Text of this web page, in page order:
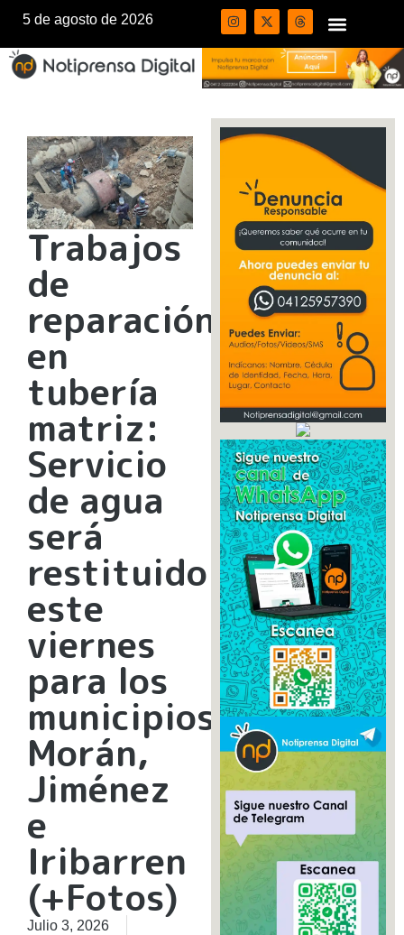
5 de agosto de 2026
Trabajos
de
reparación
en
tubería
matriz:
Servicio
de agua
será
restituido
este
viernes
para los
municipios
Morán,
Jiménez
e
Iribarren
(+Fotos)
Julio 3, 2026